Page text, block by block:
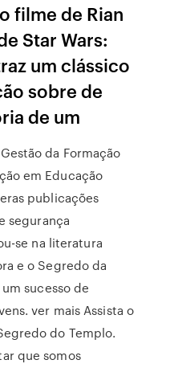
filme de Rian
Star Wars:
um clássico
sobre de
de um
da Formação
em Educação
publicações
segurança
se na literatura
e o Segredo da
sucesso de
ver mais Assista o
do Templo.
que somos